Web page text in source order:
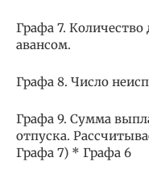
Графа 7.
авансом.
Графа 8. Число
Графа 9. Сумма
отпуска.
Графа 7) * Графа 6